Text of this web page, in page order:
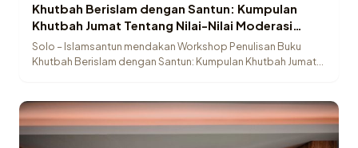
Khutbah Berislam dengan Santun: Kumpulan
Khutbah Jumat Tentang Nilai-Nilai Moderasi
Beragama
Solo – Islamsantun mendakan Workshop Penulisan Buku
Khutbah Berislam dengan Santun: Kumpulan Khutbah Jumat